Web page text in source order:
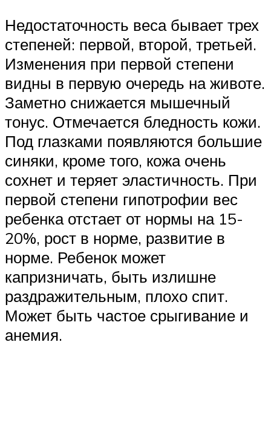
Недостаточность веса бывает трех
степеней: первой, второй, третьей.
Изменения при первой степени
видны в первую очередь на животе.
Заметно снижается мышечный
тонус. Отмечается бледность кожи.
Под глазками появляются большие
синяки, кроме того, кожа очень
сохнет и теряет эластичность. При
первой степени гипотрофии вес
ребенка отстает от нормы на 15-
20%, рост в норме, развитие в
норме. Ребенок может
капризничать, быть излишне
раздражительным, плохо спит.
Может быть частое срыгивание и
анемия.